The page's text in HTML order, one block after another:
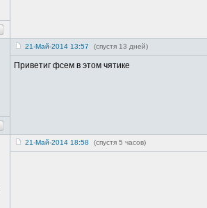
21-Май-2014 13:57 (спустя 13 дней)
Приветиг фсем в этом чятике
21-Май-2014 18:58 (спустя 5 часов)